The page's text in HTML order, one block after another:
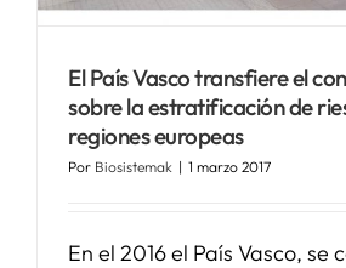
El País Vasco transfiere el
sobre la estratificación de
regiones europeas
Por Biosistemak | 1 marzo 2017
En el 2016 el País Vasco, se